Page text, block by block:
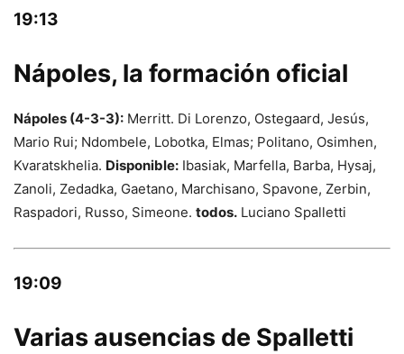
19:13
Nápoles, la formación oficial
Nápoles (4-3-3): Merritt. Di Lorenzo, Ostegaard, Jesús,
Mario Rui; Ndombele, Lobotka, Elmas; Politano, Osimhen,
Kvaratskhelia. Disponible: Ibasiak, Marfella, Barba, Hysaj,
Zanoli, Zedadka, Gaetano, Marchisano, Spavone, Zerbin,
Raspadori, Russo, Simeone. todos. Luciano Spalletti
19:09
Varias ausencias de Spalletti